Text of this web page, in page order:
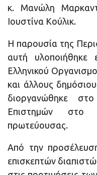
κ. Μανώλη
Ιουστίνα Κούλικ.
Η παρουσία της
αυτή υλοποιήθηκε
Ελληνικού
και άλλους
διοργανώθηκε
Επιστημών στο
πρωτεύουσας.
Από την
επισκεπτών